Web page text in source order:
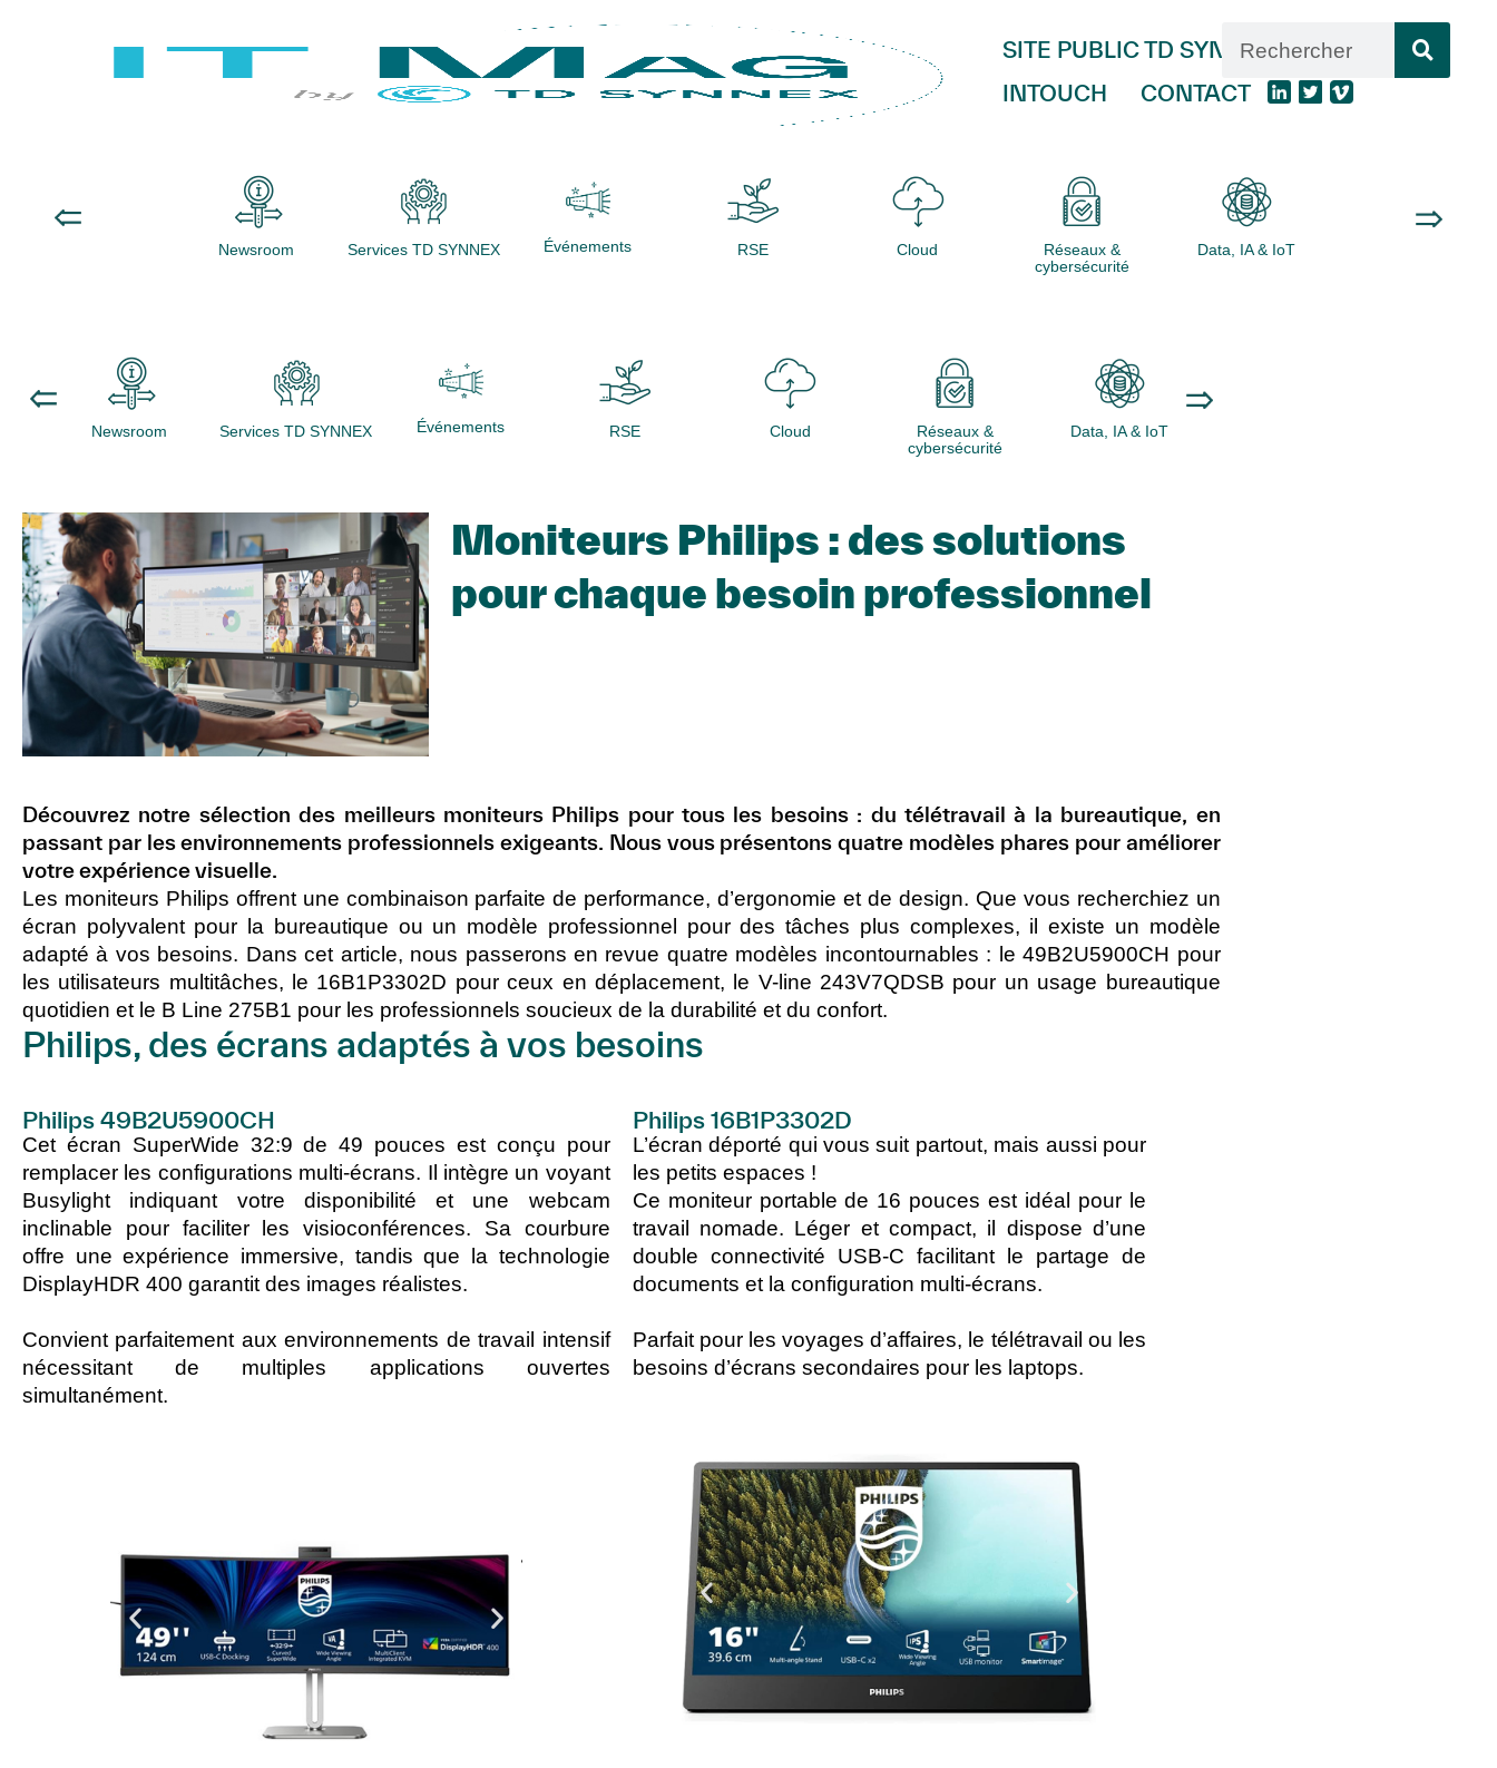
SITE PUBLIC TD SYNNEX
INTOUCH
CONTACT
Newsroom Services TD SYNNEX Événements RSE Cloud
Réseaux &
cybersécurité
Data, IA & IoT
Newsroom Services TD SYNNEX Événements RSE Cloud
Réseaux &
cybersécurité
Data, IA & IoT
Moniteurs Philips : des solutions
pour chaque besoin professionnel
Découvrez notre sélection des meilleurs moniteurs Philips pour tous les besoins : du télétravail à la bureautique, en
passant par les environnements professionnels exigeants. Nous vous présentons quatre modèles phares pour améliorer
votre expérience visuelle.
Les moniteurs Philips offrent une combinaison parfaite de performance, d’ergonomie et de design. Que vous recherchiez un
écran polyvalent pour la bureautique ou un modèle professionnel pour des tâches plus complexes, il existe un modèle
adapté à vos besoins. Dans cet article, nous passerons en revue quatre modèles incontournables : le 49B2U5900CH pour
les utilisateurs multitâches, le 16B1P3302D pour ceux en déplacement, le V-line 243V7QDSB pour un usage bureautique
quotidien et le B Line 275B1 pour les professionnels soucieux de la durabilité et du confort.
Philips, des écrans adaptés à vos besoins
Philips 49B2U5900CH
Cet écran SuperWide 32:9 de 49 pouces est conçu pour
remplacer les configurations multi-écrans. Il intègre un voyant
Busylight indiquant votre disponibilité et une webcam
inclinable pour faciliter les visioconférences. Sa courbure
offre une expérience immersive, tandis que la technologie
DisplayHDR 400 garantit des images réalistes.
Convient parfaitement aux environnements de travail intensif
nécessitant de multiples applications ouvertes
simultanément.
Philips 16B1P3302D
L’écran déporté qui vous suit partout, mais aussi pour
les petits espaces !
Ce moniteur portable de 16 pouces est idéal pour le
travail nomade. Léger et compact, il dispose d’une
double connectivité USB-C facilitant le partage de
documents et la configuration multi-écrans.
Parfait pour les voyages d’affaires, le télétravail ou les
besoins d’écrans secondaires pour les laptops.